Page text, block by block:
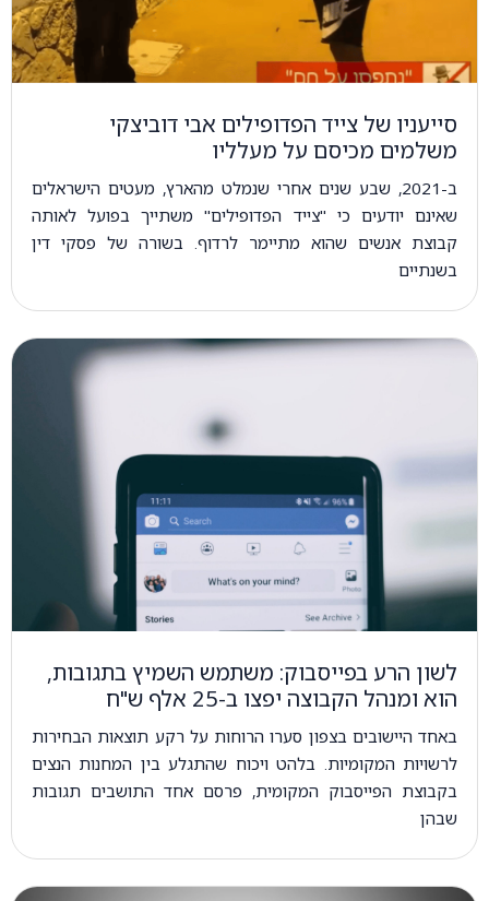
סייעניו של צייד הפדופילים אבי דוביצקי
משלמים מכיסם על מעלליו
ב-2021, שבע שנים אחרי שנמלט מהארץ, מעטים הישראלים
שאינם יודעים כי "צייד הפדופילים" משתייך בפועל לאותה
קבוצת אנשים שהוא מתיימר לרדוף. בשורה של פסקי דין
בשנתיים
לשון הרע בפייסבוק: משתמש השמיץ בתגובות,
הוא ומנהל הקבוצה יפצו ב-25 אלף ש"ח
באחד היישובים בצפון סערו הרוחות על רקע תוצאות הבחירות
לרשויות המקומיות. בלהט ויכוח שהתגלע בין המחנות הנצים
בקבוצת הפייסבוק המקומית, פרסם אחד התושבים תגובות
שבהן